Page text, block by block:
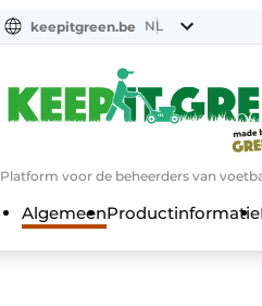
keepitgreen.be NL
Platform voor de beheerders van
AlgemeenProductinformatie